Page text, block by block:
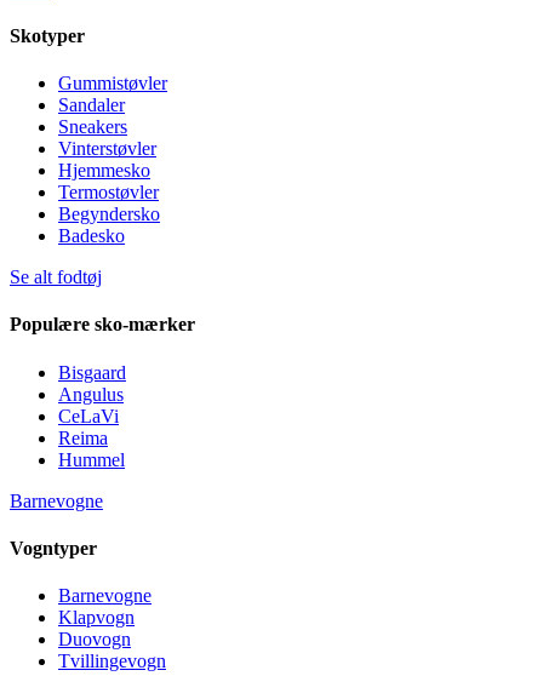
Skotyper
Gummistøvler
Sandaler
Sneakers
Vinterstøvler
Hjemmesko
Termostøvler
Begyndersko
Badesko
Se alt fodtøj
Populære sko-mærker
Bisgaard
Angulus
CeLaVi
Reima
Hummel
Barnevogne
Vogntyper
Barnevogne
Klapvogn
Duovogn
Tvillingevogn